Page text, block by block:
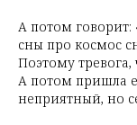
А потом говорит:
сны про космос
Поэтому тревога,
А потом пришла
неприятный, но